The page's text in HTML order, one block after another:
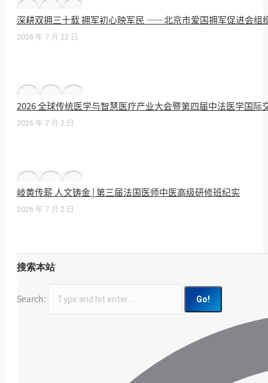
深耕双拥三十载 拥军初心映军民 ——北京市爱国拥军促进会组
2026 年 7 月 22 日
2026 全球传统医学与智慧医疗产业大会暨第四届中法医学国际
2026 年 7 月 2 日
岐黄传薪 人文铸金 | 第三届法国医师中医高级研修班纪实
2026 年 7 月 2 日
搜索本站
Search: